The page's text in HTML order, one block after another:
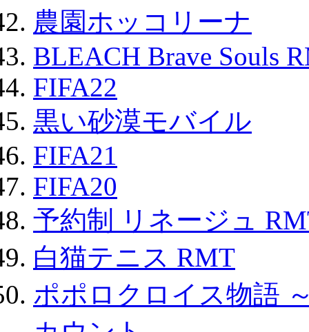
農園ホッコリーナ
BLEACH Brave Souls
FIFA22
黒い砂漠モバイル
FIFA21
FIFA20
予約制 リネージュ
白猫テニス RMT
ポポロクロイス物語